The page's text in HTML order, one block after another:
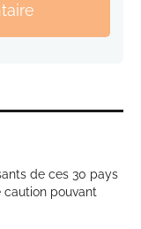
de ces 30 pays
pouvant